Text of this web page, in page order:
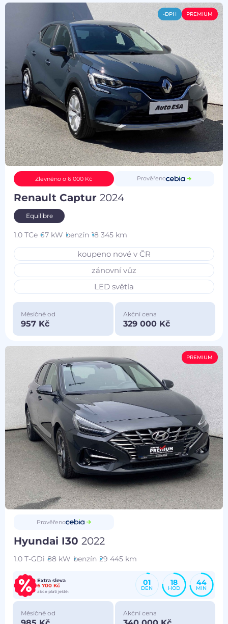
-DPH PREMIUM
Zlevněno o 6 000 Kč Prověřeno
Renault Captur2024
Equilibre
1.0 TCe 67 kW benzín 18 345 km
koupeno nové v ČR
zánovní vůz
LED světla
Měsíčně od
957 Kč
Akční cena
329 000 Kč
PREMIUM
Prověřeno
Hyundai I302022
1.0 T-GDi 88 kW benzín 29 445 km
Extra sleva
6 700 Kč
akce platí ještě:
01
DEN
18
HOD
44
MIN
Měsíčně od Akční cena